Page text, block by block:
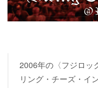
2006年の〈フジロッ
リング・チーズ・イ